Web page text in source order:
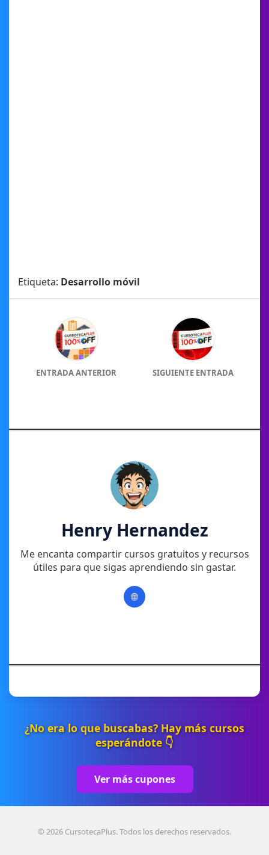
Etiqueta: Desarrollo móvil
ENTRADA ANTERIOR SIGUIENTE ENTRADA
Henry Hernandez
Me encanta compartir cursos gratuitos y recursos
útiles para que sigas aprendiendo sin gastar.
🌐
¿No era lo que buscabas? Hay más cursos
esperándote 👇
Ver más cupones
© 2026 CursotecaPlus. Todos los derechos reservados.